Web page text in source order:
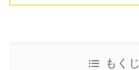
もくじ